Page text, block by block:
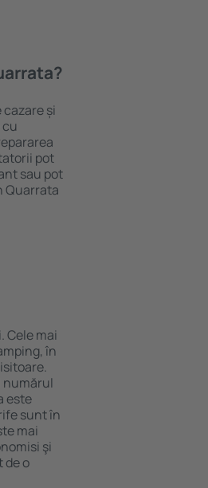
și
cu
pot
sau pot
Quarrata
Cele mai
în
numărul
este
sunt în
mai
şi
de o